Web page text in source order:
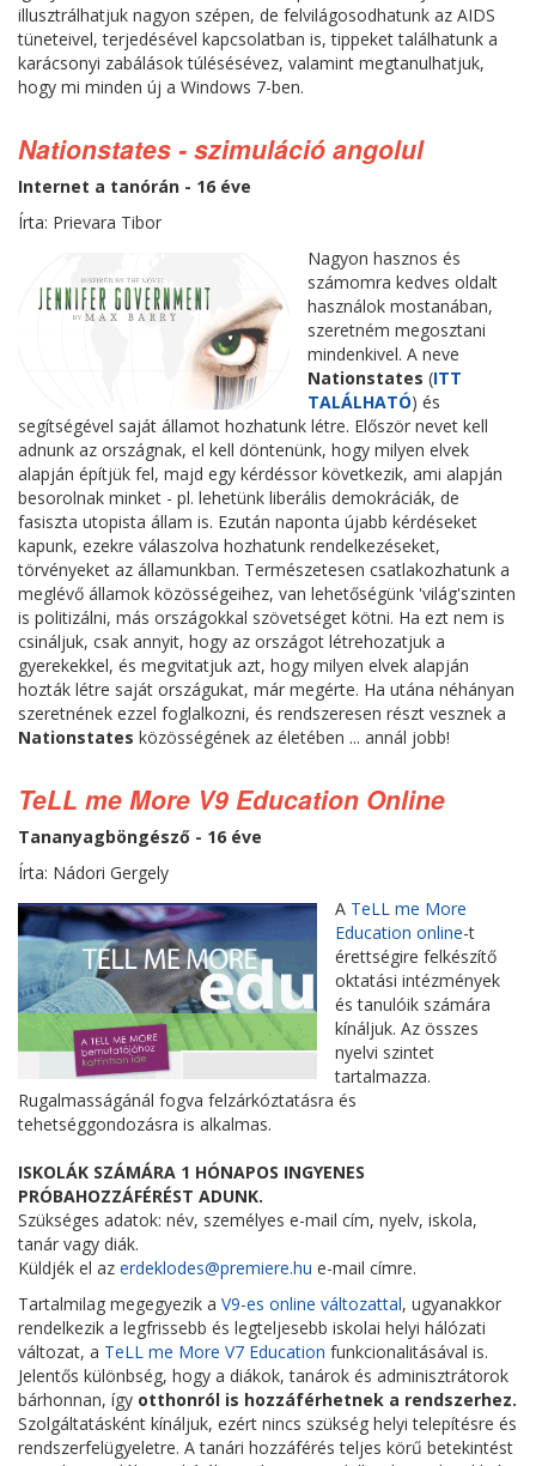
illusztrálhatjuk nagyon szépen, de felvilágosodhatunk az AIDS
tüneteivel, terjedésével kapcsolatban is, tippeket találhatunk a
karácsonyi zabálások túlésésévez, valamint megtanulhatjuk,
hogy mi minden új a Windows 7-ben.
Nationstates - szimuláció angolul
Internet a tanórán - 16 éve
Írta: Prievara Tibor
Nagyon hasznos és
számomra kedves oldalt
használok mostanában,
szeretném megosztani
mindenkivel. A neve
Nationstates (ITT
TALÁLHATÓ) és
segítségével saját államot hozhatunk létre. Először nevet kell
adnunk az országnak, el kell döntenünk, hogy milyen elvek
alapján építjük fel, majd egy kérdéssor következik, ami alapján
besorolnak minket - pl. lehetünk liberális demokráciák, de
fasiszta utopista állam is. Ezután naponta újabb kérdéseket
kapunk, ezekre válaszolva hozhatunk rendelkezéseket,
törvényeket az államunkban. Természetesen csatlakozhatunk a
meglévő államok közösségeihez, van lehetőségünk 'világ'szinten
is politizálni, más országokkal szövetséget kötni. Ha ezt nem is
csináljuk, csak annyit, hogy az országot létrehozatjuk a
gyerekekkel, és megvitatjuk azt, hogy milyen elvek alapján
hozták létre saját országukat, már megérte. Ha utána néhányan
szeretnének ezzel foglalkozni, és rendszeresen részt vesznek a
Nationstates közösségének az életében ... annál jobb!
TeLL me More V9 Education Online
Tananyagböngésző - 16 éve
Írta: Nádori Gergely
A TeLL me More
Education online-t
érettségire felkészítő
oktatási intézmények
és tanulóik számára
kínáljuk. Az összes
nyelvi szintet
tartalmazza.
Rugalmasságánál fogva felzárkóztatásra és
tehetséggondozásra is alkalmas.
ISKOLÁK SZÁMÁRA 1 HÓNAPOS INGYENES
PRÓBAHOZZÁFÉRÉST ADUNK.
Szükséges adatok: név, személyes e-mail cím, nyelv, iskola,
tanár vagy diák.
Küldjék el az erdeklodes@premiere.hu e-mail címre.
Tartalmilag megegyezik a V9-es online változattal, ugyanakkor
rendelkezik a legfrissebb és legteljesebb iskolai helyi hálózati
változat, a TeLL me More V7 Education funkcionalitásával is.
Jelentős különbség, hogy a diákok, tanárok és adminisztrátorok
bárhonnan, így otthonról is hozzáférhetnek a rendszerhez.
Szolgáltatásként kínáljuk, ezért nincs szükség helyi telepítésre és
rendszerfelügyeletre. A tanári hozzáférés teljes körű betekintést